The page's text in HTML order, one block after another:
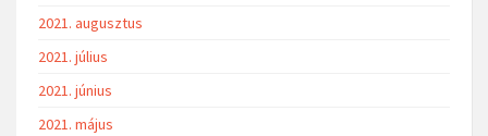
2021. augusztus
2021. július
2021. június
2021. május